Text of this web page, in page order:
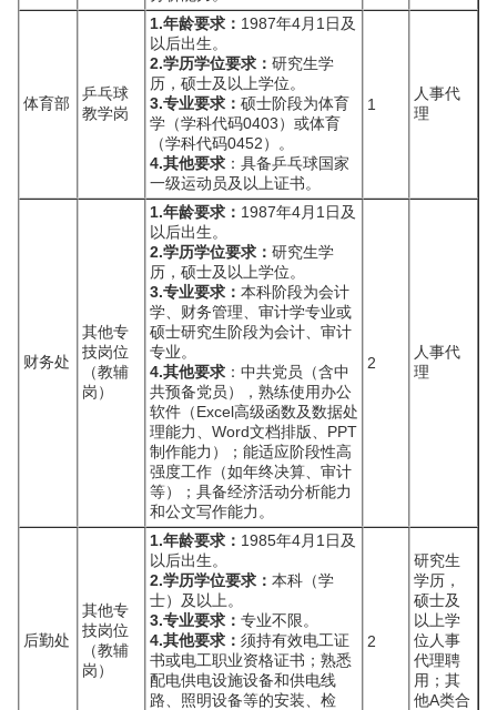
体育部
乒乓球
教学岗
1.年龄要求： 1987年4月1日及
以后出生。
2.学历学位要求： 研究生学
历，硕士及以上学位。
3.专业要求： 硕士阶段为体育
学（学科代码0403）或体育
（学科代码0452）。
4.其他要求 ：具备乒乓球国家
一级运动员及以上证书。
1
人事代
理
财务处
其他专
技岗位
（教辅
岗）
1.年龄要求： 1987年4月1日及
以后出生。
2.学历学位要求： 研究生学
历，硕士及以上学位。
3.专业要求： 本科阶段为会计
学、财务管理、审计学专业或
硕士研究生阶段为会计、审计
专业。
4.其他要求 ：中共党员（含中
共预备党员），熟练使用办公
软件（Excel高级函数及数据处
理能力、Word文档排版、PPT
制作能力）；能适应阶段性高
强度工作（如年终决算、审计
等）；具备经济活动分析能力
和公文写作能力。
2
人事代
理
后勤处
其他专
技岗位
（教辅
岗）
1.年龄要求： 1985年4月1日及
以后出生。
2.学历学位要求： 本科（学
士）及以上。
3.专业要求： 专业不限。
4.其他要求： 须持有效电工证
书或电工职业资格证书；熟悉
配电供电设施设备和供电线
路、照明设备等的安装、检
2
研究生
学历，
硕士及
以上学
位人事
代理聘
用；其
他A类合